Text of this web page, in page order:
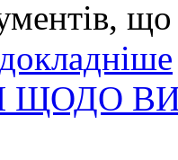
ЩОДО